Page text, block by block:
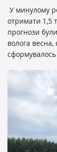
У минулому
отримати 1,5
прогнози
волога